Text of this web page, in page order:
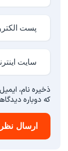
ذخیره نام،
که دوباره
ارسال نظر